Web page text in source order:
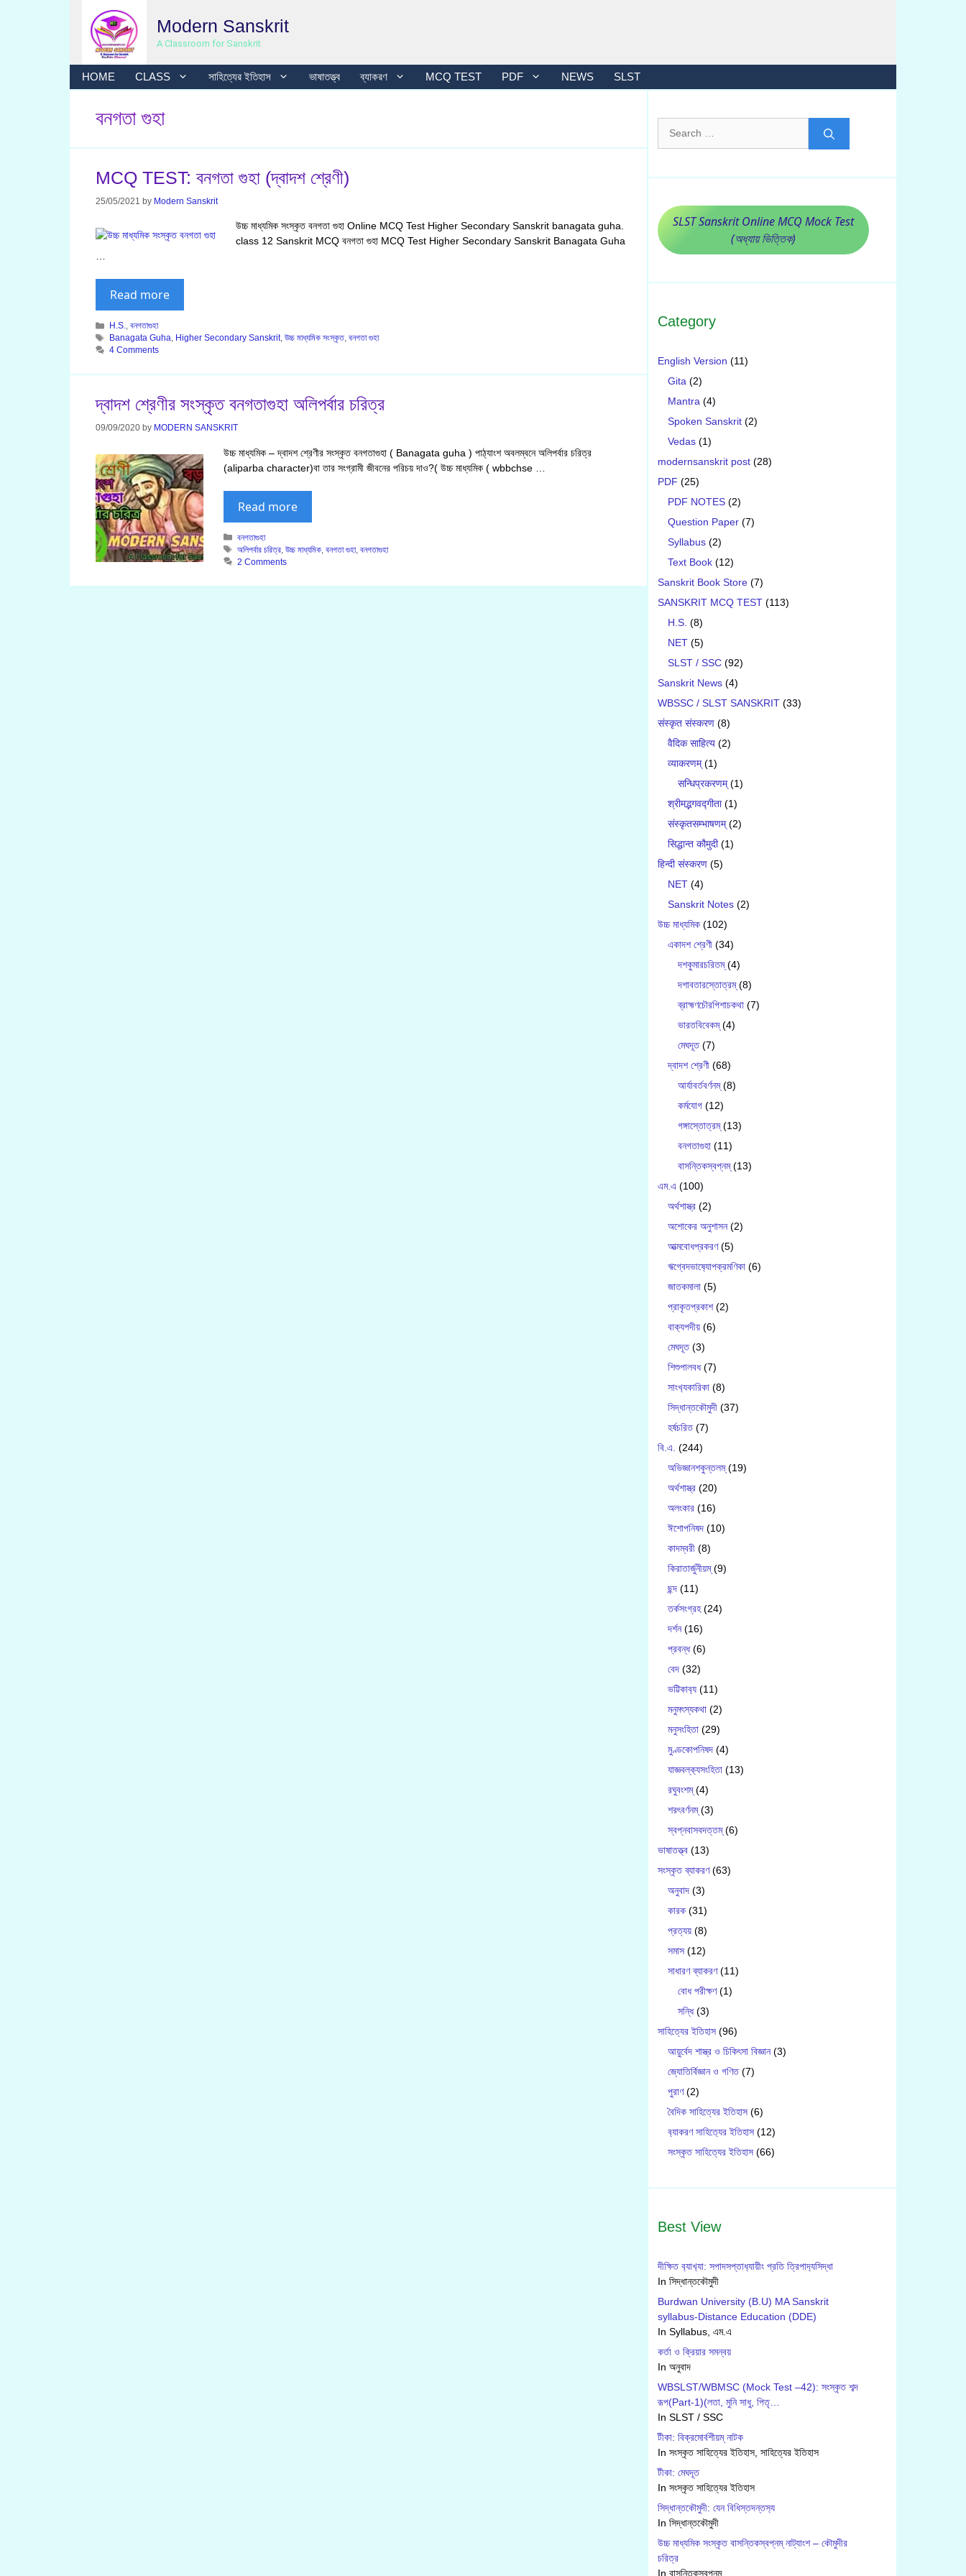
Modern Sanskrit
A Classroom for Sanskrit
HOME CLASS সাহিত্যের ইতিহাস ভাষাতত্ত্ব ব্যাকরণ MCQ TEST PDF NEWS SLST
বনগতা গুহা
MCQ TEST: বনগতা গুহা (দ্বাদশ শ্রেণী)
25/05/2021 by Modern Sanskrit
উচ্চ মাধ্যমিক সংস্কৃত বনগতা গুহা Online MCQ Test Higher Secondary Sanskrit banagata guha.
class 12 Sanskrit MCQ বনগতা গুহা MCQ Test Higher Secondary Sanskrit Banagata Guha
…
Read more
Categories
H.S.,বনগতাগুহা
Tags
Banagata Guha, Higher Secondary Sanskrit,উচ্চ মাধ্যমিক সংস্কৃত,বনগতা গুহা
4 Comments
দ্বাদশ শ্রেণীর সংস্কৃত বনগতাগুহা অলিপর্বার চরিত্র
09/09/2020 by MODERN SANSKRIT
উচ্চ মাধ্যমিক – দ্বাদশ শ্রেণীর সংস্কৃত বনগতাগুহা ( Banagata guha ) পাঠ্যাংশ অবলম্বনে অলিপর্বার চরিত্র
(aliparba character)বা তার সংগ্রামী জীবনের পরিচয় দাও?( উচ্চ মাধ্যমিক ( wbbchse …
Read more
Categories
বনগতাগুহা
Tags
অলিপর্বার চরিত্র,উচ্চ মাধ্যমিক,বনগতা গুহা,বনগতাগুহা
2 Comments
for:
SLST Sanskrit Online MCQ Mock Test
(অধ্যায় ভিত্তিক)
Category
English Version (11)
Gita (2)
Mantra (4)
Spoken Sanskrit (2)
Vedas (1)
modernsanskrit post (28)
PDF (25)
PDF NOTES (2)
Question Paper (7)
Syllabus (2)
Text Book (12)
Sanskrit Book Store (7)
SANSKRIT MCQ TEST (113)
H.S. (8)
NET (5)
SLST / SSC (92)
Sanskrit News (4)
WBSSC / SLST SANSKRIT (33)
संस्कृत संस्करण (8)
वैदिक साहित्य (2)
व्याकरणम्(1)
सन्धिप्रकरणम्(1)
श्रीमद्भगवद्गीता(1)
संस्कृतसम्भाषणम्(2)
सिद्धान्त कौमुदी(1)
हिन्दी संस्करण (5)
NET (4)
Sanskrit Notes (2)
উচ্চ মাধ্যমিক (102)
একাদশ শ্রেণী (34)
দশকুমারচরিতম্(4)
দশাবতারস্তোত্রম্(8)
ব্রাহ্মণচৌরপিশাচকথা (7)
ভারতবিবেকম্(4)
মেঘদূত(7)
দ্বাদশ শ্রেণী (68)
আর্যাবর্তবর্ণনম্(8)
কর্মযোগ (12)
গঙ্গাস্তোত্রম্(13)
বনগতাগুহা (11)
বাসন্তিকস্বপ্নম্(13)
এম.এ (100)
অর্থশাস্ত্র (2)
অশোকের অনুশাসন(2)
আত্মবোধপ্রকরণ(5)
ঋগ্বেদভাষ‍্যোপক্রমণিকা (6)
জাতকমালা (5)
প্রাকৃতপ্রকাশ(2)
বাক‍্যপদীয় (6)
মেঘদূত(3)
শিশুপালবধ(7)
সাংখ‍্যকারিকা (8)
সিদ্ধান্তকৌমুদী (37)
হর্ষচরিত(7)
বি.এ. (244)
অভিজ্ঞানশকুন্তলম্(19)
অর্থশাস্ত্র (20)
অলংকার (16)
ঈশোপনিষদ (10)
কাদম্বরী (8)
কিরাতার্জুনীয়ম্(9)
ছন্দ (11)
তর্কসংগ্রহ(24)
দর্শন(16)
প্রবন্ধ(6)
বেদ (32)
ভট্টিকাব‍্য (11)
মনুমৎস্যকথা (2)
মনুসংহিতা (29)
মুণ্ডকোপনিষদ (4)
যাজ্ঞবল্ক‍্যসংহিতা (13)
রঘুবংশম্(4)
শরৎবর্ণনম্(3)
স্বপ্নবাসবদত্তম্(6)
ভাষাতত্ত্ব (13)
সংস্কৃত ব্যাকরণ(63)
অনুবাদ (3)
কারক (31)
প্রত্যয় (8)
সমাস (12)
সাধারণ ব্যাকরণ(11)
বোধ পরীক্ষণ(1)
সন্ধি(3)
সাহিত্যের ইতিহাস (96)
আয়ুর্বেদ শাস্ত্র ও চিকিৎসা বিজ্ঞান(3)
জ্যোতির্বিজ্ঞান ও গণিত(7)
পুরাণ(2)
বৈদিক সাহিত্যের ইতিহাস (6)
ব‍্যাকরণ সাহিত‍্যের ইতিহাস (12)
সংস্কৃত সাহিত্যের ইতিহাস (66)
Best View
দীক্ষিত ব‍্যাখ‍্যা: সপাদসপ্তাধ‍্যায়ীং প্রতি ত্রিপাদ‍্যসিদ্ধা
In সিদ্ধান্তকৌমুদী
Burdwan University (B.U) MA Sanskrit
syllabus-Distance Education (DDE)
In Syllabus, এম.এ
কর্তা ও ক্রিয়ার সমন্বয়
In অনুবাদ
WBSLST/WBMSC (Mock Test –42): সংস্কৃত শব্দ
রূপ(Part-1)(লতা, মুনি সাধু, পিতৃ…
In SLST / SSC
টীকা: বিক্রমোর্বশীয়ম্ নাটক
In সংস্কৃত সাহিত্যের ইতিহাস, সাহিত্যের ইতিহাস
টীকা: মেঘদূত
In সংস্কৃত সাহিত্যের ইতিহাস
সিদ্ধান্তকৌমুদী: যেন বিধিস্তদন্তস‍্য
In সিদ্ধান্তকৌমুদী
উচ্চ মাধ্যমিক সংস্কৃত বাসন্তিকস্বপ্নম্ নাট্যাংশ – কৌমুদীর
চরিত্র
In বাসন্তিকস্বপ্নম্